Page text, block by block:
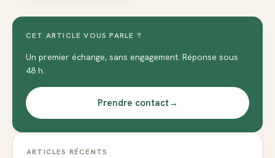
CET ARTICLE VOUS PARLE ?
Un premier échange, sans engagement. Réponse sous
48 h.
Prendre contact→
ARTICLES RÉCENTS